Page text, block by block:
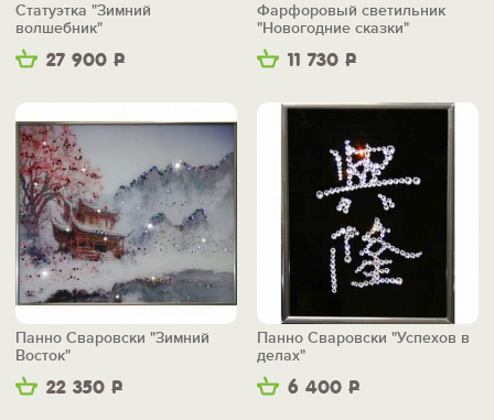
27 900 Р
Статуэтка "Зимний
волшебник"
11 730 Р
Фарфоровый светильник
"Новогодние сказки"
22 350 Р
Панно Сваровски "Зимний
Восток"
6 400 Р
Панно Сваровски "Успехов в
делах"